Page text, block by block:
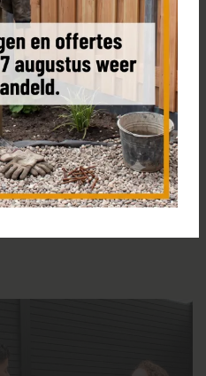
tuin is onze passie en daar
tuinschermen worden met
productie hal en de materialen
een groot of klein budget
wij hebben voor iedere
dat wij iedere dag
land, werken wij achter de
voor jou zo optimaal
zijn dat je bepaalde